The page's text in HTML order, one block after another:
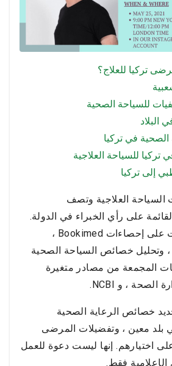
تركيا للعلاج؟
للسياحة الصحية
البلاد
الصحية في تركيا
إلى تركيا
السياحة العلاجية وتصف
على رأي الخبراء في الدولة.
تعتمد هذه المعلومات على إحصاءات Bookimed ،
وتحليل خصائص السياحة الصحية
المجمعة من مصادر متغيرة
خصائص الرعاية الصحية
بلد معين ، وتفضيلات المرضى
اختيارهم. إنها ليست دعوة للعمل
فقط.